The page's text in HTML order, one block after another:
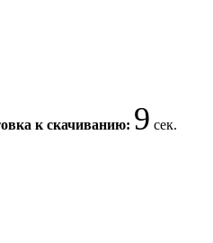
к скачиванию: 8 сек.